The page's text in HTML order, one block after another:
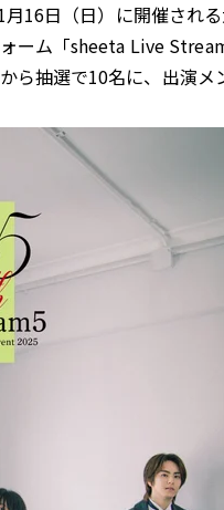
16日（日）に開催され
ーム「sheeta Live
抽選で10名に、出演メ